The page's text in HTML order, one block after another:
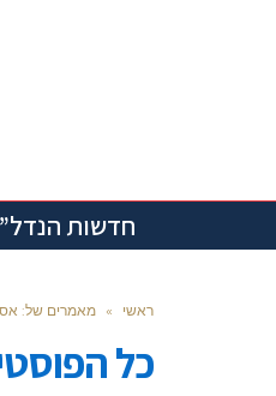
חדשות
ראשי » מאמרים של: אסף
כל